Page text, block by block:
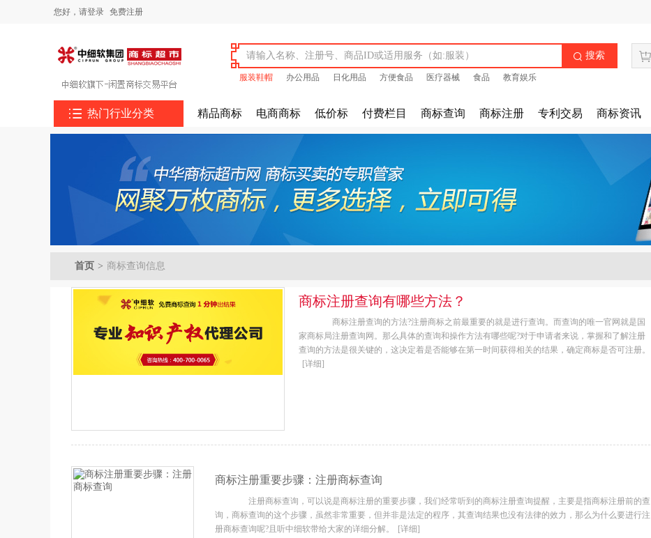
您好， 请登录 免费注册
 搜索
服装鞋帽 办公用品 日化用品 方便食品 医疗器械 食品 教育娱乐
 热门行业分类 精品商标 电商商标 低价标 付费栏目 商标查询 商标注册 专利交易 商标资讯
首页 > 商标查询信息
商标注册查询有哪些方法？
商标注册查询的方法?注册商标之前最重要的就是进行查询。而查询的唯一官网就是国
家商标局注册查询网。那么具体的查询和操作方法有哪些呢?对于申请者来说，掌握和了解注册
查询的方法是很关键的，这决定着是否能够在第一时间获得相关的结果，确定商标是否可注册。
[详细]
商标注册重要步骤：注册商标查询
注册商标查询，可以说是商标注册的重要步骤，我们经常听到的商标注册查询提醒，主要是指商标注册前的查
询，商标查询的这个步骤，虽然非常重要，但并非是法定的程序，其查询结果也没有法律的效力，那么为什么要进行注
册商标查询呢?且听中细软带给大家的详细分解。
[详细]